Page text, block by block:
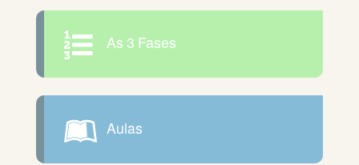
As 3 Fases
Aulas